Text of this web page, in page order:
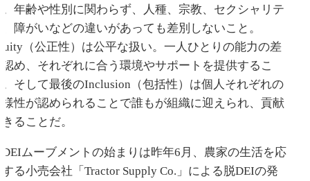
年齢や性別に関わらず、人種、宗教、セクシャリテ
障がいなどの違いがあっても差別しないこと。
（公正性）は公平な扱い。一人ひとりの能力の差
め、それぞれに合う環境やサポートを提供するこ
そして最後のInclusion（包括性）は個人それぞれの
性が認められることで誰もが組織に迎えられ、貢献
ることだ。
ムーブメントの始まりは昨年6月、農家の生活を応
る小売会社「Tractor Supply Co.」による脱DEIの発